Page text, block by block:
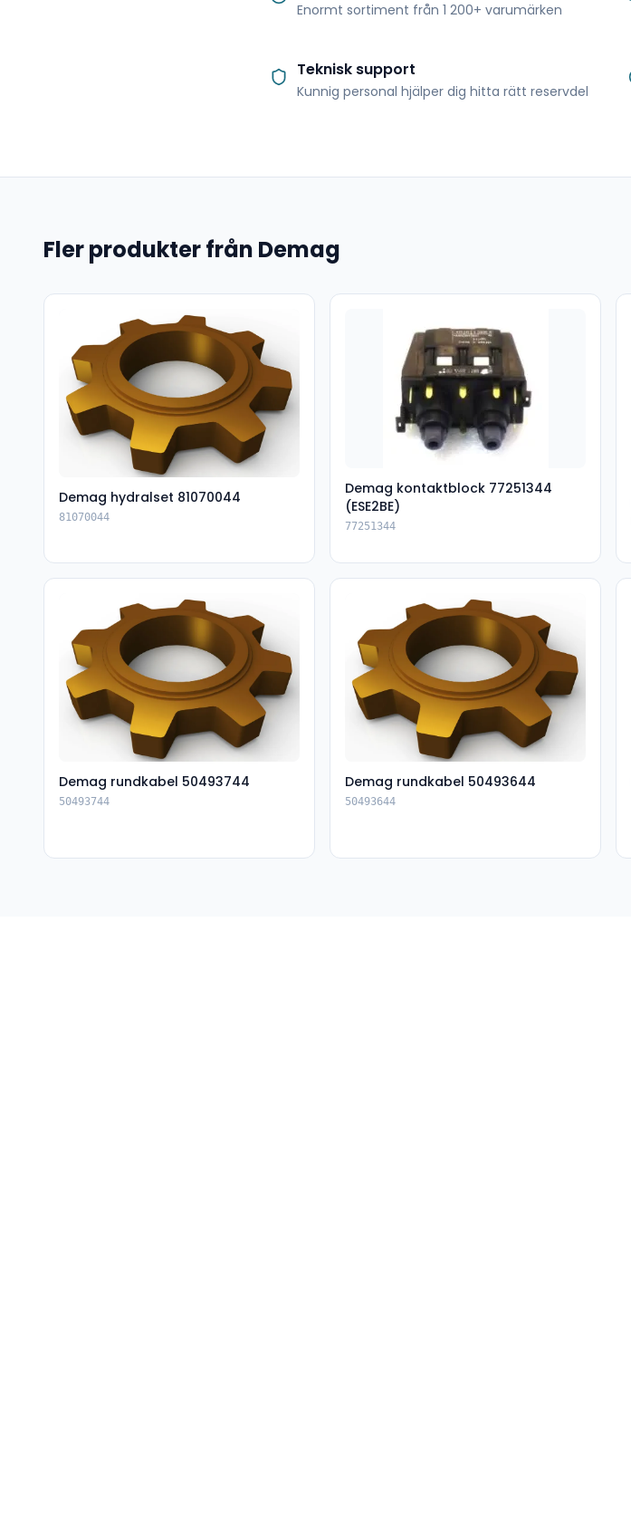
Enormt sortiment från 1 200+ varumärken
Teknisk support
Kunnig personal hjälper dig hitta rätt reservdel
Fler produkter från Demag
Demag hydralset 81070044
81070044
Demag kontaktblock 77251344
(ESE2BE)
77251344
Demag rundkabel 50493744
50493744
Demag rundkabel 50493644
50493644